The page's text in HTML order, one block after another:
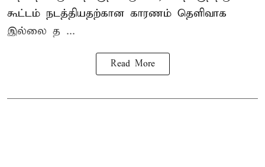
கூட்டம் நடத்தியதற்கான காரணம் தெளிவாக
இல்லை த ...
Read More